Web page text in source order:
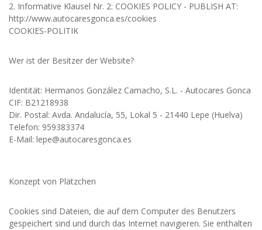
2. Informative Klausel Nr. 2: COOKIES POLICY - PUBLISH AT:
http://www.autocaresgonca.es/cookies
COOKIES-POLITIK
Wer ist der Besitzer der Website?
Identität: Hermanos González Camacho, S.L. - Autocares Gonca
CIF: B21218938
Dir. Postal: Avda. Andalucía, 55, Lokal 5 - 21440 Lepe (Huelva)
Telefon: 959383374
E-Mail: lepe@autocaresgonca.es
Konzept von Plätzchen
Cookies sind Dateien, die auf dem Computer des Benutzers
gespeichert sind und durch das Internet navigieren. Sie enthalten